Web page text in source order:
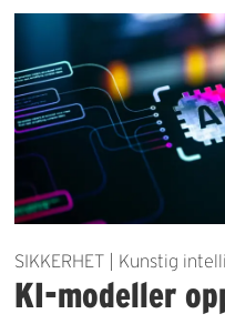
SIKKERHET | Kunstig
KI-modeller